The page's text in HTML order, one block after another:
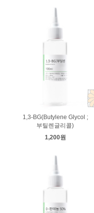
1,3-BG(Butylene Glycol ;
부틸렌글리콜)
1,200원